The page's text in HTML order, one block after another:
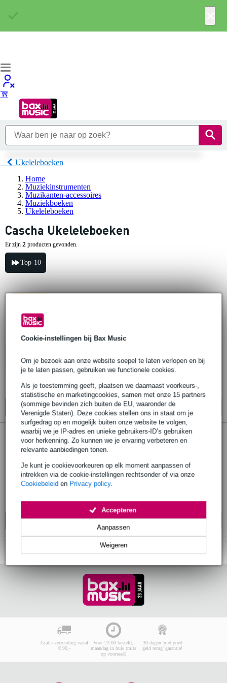
Cookie-instellingen bij Bax Music
Om je bezoek aan onze website soepel te laten verlopen en bij
je te laten passen, gebruiken we functionele cookies.
Als je toestemming geeft, plaatsen we daarnaast voorkeurs-,
statistische en marketingcookies, samen met onze 15 partners
(sommige bevinden zich buiten de EU, waaronder de
Verenigde Staten). Deze cookies stellen ons in staat om je
surfgedrag op en mogelijk buiten onze website te volgen,
waarbij we je IP-adres en unieke gebruikers-ID’s gebruiken
voor herkenning. Zo kunnen we je ervaring verbeteren en
relevante aanbiedingen tonen.
Je kunt je cookievoorkeuren op elk moment aanpassen of
intrekken via de cookie-instellingen rechtsonder of via onze
Cookiebeleid en Privacy policy.
Weigeren
Aanpassen
Accepteren
Ukeleleboeken
Home
Muziekinstrumenten
Muzikanten-accessoires
Muziekboeken
Ukeleleboeken
Cascha Ukeleleboeken
Er zijn 2 producten gevonden.
Top-10
KORTING MET
CODE: EXTRA10
€ 11,20
Op voorraad
Ook in1 winkelop voorraad
In mijn winkelwagen
Cascha HH 1303 FR Ukulélé - Apprendre
rapidement et facilement
Adviesprijs € 13,40 € 11,20
In mijn winkelwagen
Gratis verzending vanaf
€ 99,-
Voor 23:00 besteld,
maandag in huis (mits
op voorraad)
30 dagen 'niet goed
geld terug' garantie!